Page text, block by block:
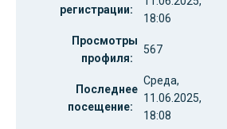
регистрации:
18:06
Просмотры
профиля:
567
Последнее
посещение:
Среда,
11.06.2025,
18:08